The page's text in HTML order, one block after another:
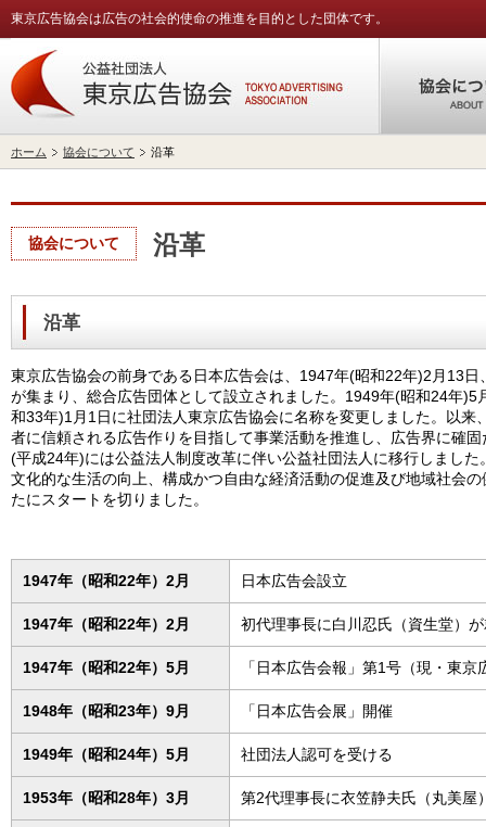
東京広告協会は広告の社会的使命の推進を目的とした団体です。
ホーム 協会について 沿革
協会について 沿革
沿革
東京広告協会の前身である日本広告会は、1947年(昭和22年)2月13
が集まり、総合広告団体として設立されました。1949年(昭和24年
和33年)1月1日に社団法人東京広告協会に名称を変更しました。以来
者に信頼される広告作りを目指して事業活動を推進し、広告界に確
(平成24年)には公益法人制度改革に伴い公益社団法人に移行しまし
文化的な生活の向上、構成かつ自由な経済活動の促進及び地域社会
たにスタートを切りました。
1947年（昭和22年）2月 日本広告会設立
1947年（昭和22年）2月 初代理事長に白川忍氏（資生堂）
1947年（昭和22年）5月 「日本広告会報」第1号（現・東京
1948年（昭和23年）9月 「日本広告会展」開催
1949年（昭和24年）5月 社団法人認可を受ける
1953年（昭和28年）3月 第2代理事長に衣笠静夫氏（丸美屋